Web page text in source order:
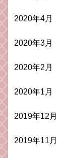
2020年4月
2020年3月
2020年2月
2020年1月
2019年12月
2019年11月